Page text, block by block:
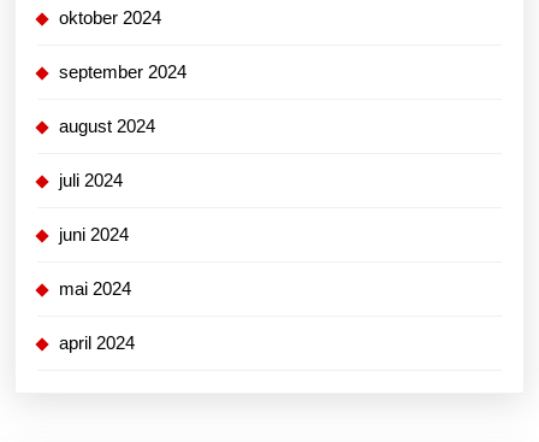
oktober 2024
september 2024
august 2024
juli 2024
juni 2024
mai 2024
april 2024